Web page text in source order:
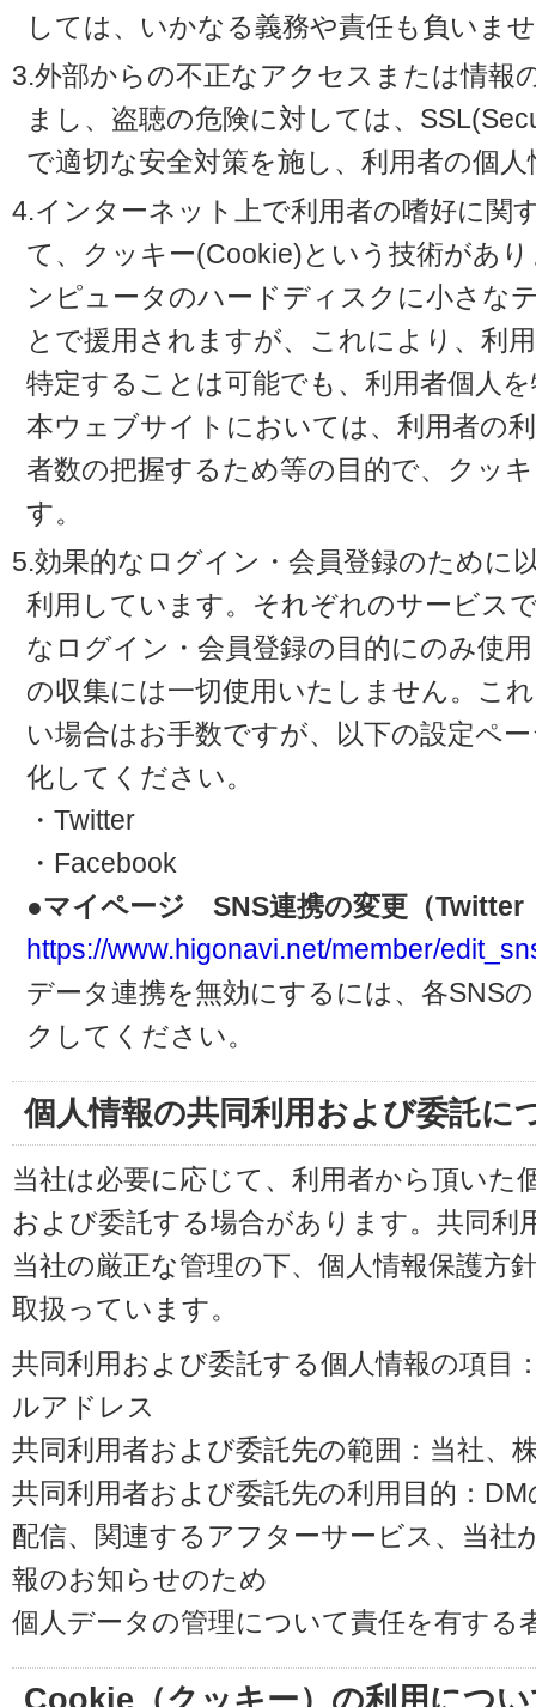
しては、いかなる義務や責任も負いま
3.外部からの不正なアクセスまたは情報
まし、盗聴の危険に対しては、
で適切な安全対策を施し、利用者の個
4.インターネット上で利用者の嗜好に関
て、クッキー(Cookie)という技術があ
ンピュータのハードディスクに小さな
とで援用されますが、これにより、利
特定することは可能でも、利用者個人
本ウェブサイトにおいては、利用者の
者数の把握するため等の目的で、クッ
す。
5.効果的なログイン・会員登録のために
利用しています。それぞれのサービス
なログイン・会員登録の目的にのみ使
の収集には一切使用いたしません。こ
い場合はお手数ですが、以下の設定ペ
化してください。
・Twitter
・Facebook
●マイページ SNS連携の変更（Twitter
https://www.higonavi.net/member/
データ連携を無効にするには、各SNS
クしてください。
個人情報の共同利用および委託に
当社は必要に応じて、利用者から頂いた
および委託する場合があります。共同利
当社の厳正な管理の下、個人情報保護方
取扱っています。
共同利用および委託する個人情報の項目
ルアドレス
共同利用者および委託先の範囲：当社、
共同利用者および委託先の利用目的：
配信、関連するアフターサービス、当社
報のお知らせのため
個人データの管理について責任を有する
Cookie（クッキー）の利用につ